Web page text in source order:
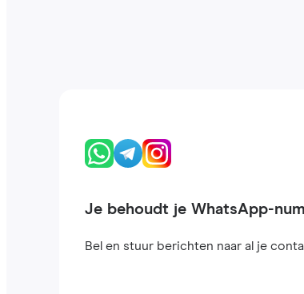
Je behoudt je WhatsApp-
Bel en stuur berichten naar al je